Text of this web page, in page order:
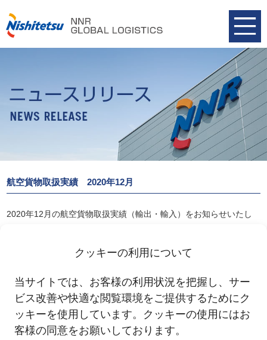
クッキーの利用について
当サイトでは、お客様の利用状況を把握し、サー
ビス改善や快適な閲覧環境をご提供するためにク
ッキーを使用しています。クッキーの使用にはお
客様の同意をお願いしております。
航空貨物取扱実績 2020年12月
2020年12月の航空貨物取扱実績（輸出・輸入）をお知らせいたし
一覧へ